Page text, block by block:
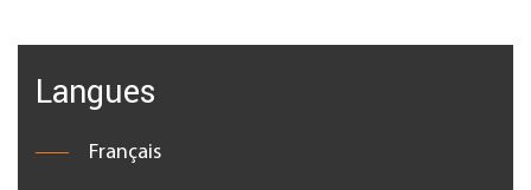
Langues
Français